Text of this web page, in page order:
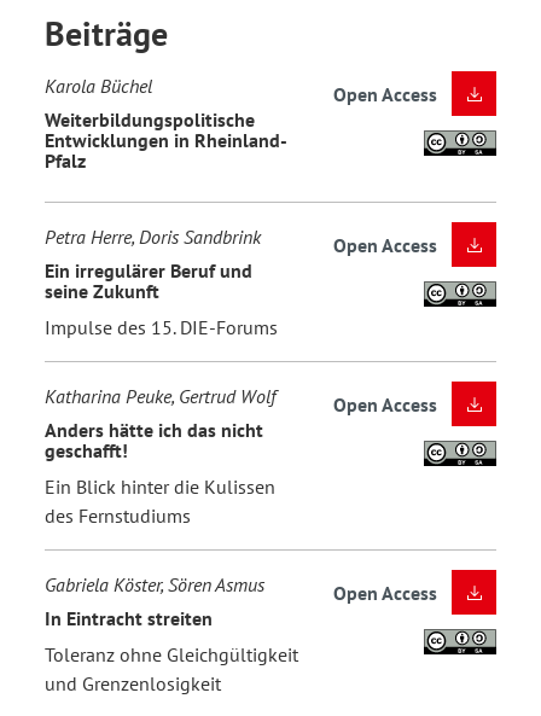
Beiträge
Karola Büchel
Weiterbildungspolitische
Entwicklungen in Rheinland-
Pfalz
Open Access
Petra Herre, Doris Sandbrink
Ein irregulärer Beruf und
seine Zukunft
Impulse des 15. DIE-Forums
Open Access
Katharina Peuke, Gertrud Wolf
Anders hätte ich das nicht
geschafft!
Ein Blick hinter die Kulissen
des Fernstudiums
Open Access
Gabriela Köster, Sören Asmus
In Eintracht streiten
Toleranz ohne Gleichgültigkeit
und Grenzenlosigkeit
Open Access